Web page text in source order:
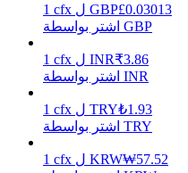
خنزير الطاقة
مكافآت تنافسية يوميًا
1 cfx ل GBP£0.03013
اشتر بواسطة GBP
1 cfx ل INR₹3.86
اشتر بواسطة INR
1 cfx ل TRY₺1.93
اشتر بواسطة TRY
1 cfx ل KRW₩57.52